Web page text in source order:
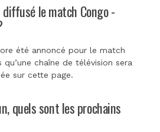
le match Congo -
été annoncé pour le match
chaîne de télévision sera
sur cette page.
quels sont les prochains